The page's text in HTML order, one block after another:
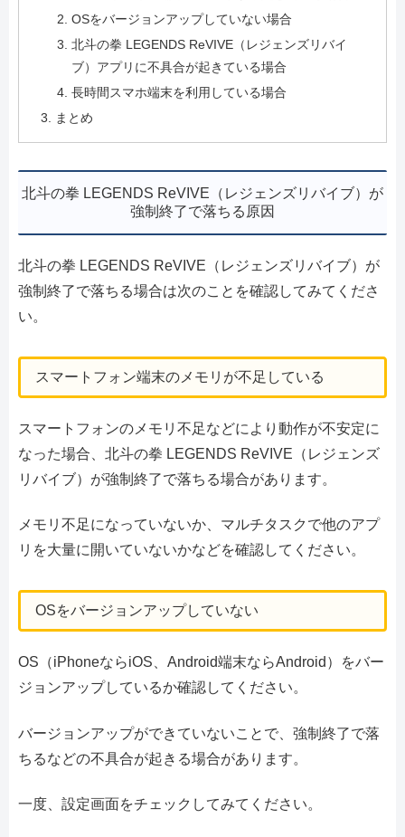
OSをバージョンアップしていない場合
北斗の拳 LEGENDS ReVIVE（レジェンズリバイ
ブ）アプリに不具合が起きている場合
長時間スマホ端末を利用している場合
まとめ
北斗の拳 LEGENDS ReVIVE（レジェンズリバイブ）が
強制終了で落ちる原因
北斗の拳 LEGENDS ReVIVE（レジェンズリバイブ）が
強制終了で落ちる場合は次のことを確認してみてくださ
い。
スマートフォン端末のメモリが不足している
スマートフォンのメモリ不足などにより動作が不安定に
なった場合、北斗の拳 LEGENDS ReVIVE（レジェンズ
リバイブ）が強制終了で落ちる場合があります。
メモリ不足になっていないか、マルチタスクで他のアプ
リを大量に開いていないかなどを確認してください。
OSをバージョンアップしていない
OS（iPhoneならiOS、Android端末ならAndroid）をバー
ジョンアップしているか確認してください。
バージョンアップができていないことで、強制終了で落
ちるなどの不具合が起きる場合があります。
一度、設定画面をチェックしてみてください。